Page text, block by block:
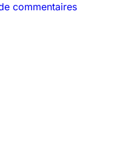
commentaires